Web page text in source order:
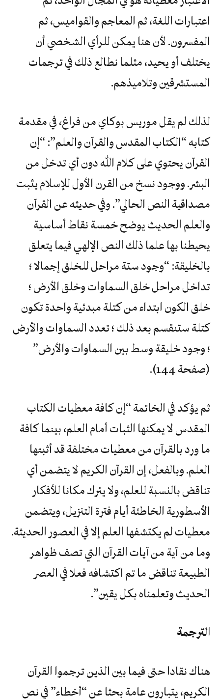
اعتبارات اللغة، ثم المعاجم والقواميس، ثم
المفسرون. لأن هنا يمكن للرأي الشخصي أن
يختلف أو يحيد، مثلما نطالع ذلك في ترجمات
المستشرقين وتلاميذهم.
لذلك لم يقل موريس بوكاي من فراغ، في مقدمة
كتابه “الكتاب المقدس والقرآن والعلم”: “إن
القرآن يحتوي على كلام الله دون أي تدخل من
البشر. ووجود نسخ من القرن الأول للإسلام يثبت
مصداقية النص الحالي”. وفي حديثه عن القرآن
والعلم الحديث يوضح خمسة نقاط أساسية
يحيطنا بها علما ذلك النص الإلهي فيما يتعلق
بالخليقة: “وجود ستة مراحل للخلق إجمالا ؛
تداخل مراحل خلق السماوات وخلق الأرض ؛
خلق الكون ابتداء من كتلة مبدئية واحدة تكون
كتلة ستنقسم بعد ذلك ؛ تعدد السماوات والأرض
؛ وجود خليقة وسط بين السماوات والأرض”
(صفحة 144).
ثم يؤكد في الخاتمة “إن كافة معطيات الكتاب
المقدس لا يمكنها الثبات أمام العلم، بينما كافة
ما ورد بالقرآن من معطيات مختلفة قد أثبتها
العلم. وبالفعل، إن القرآن الكريم لا يتضمن أي
تناقض بالنسبة للعلم، ولا يترك مكانا للأفكار
الأسطورية الخاطئة أيام فترة التنزيل، ويتضمن
معطيات لم يكتشفها العلم إلا في العصور الحديثة.
وما من آية من آيات القرآن التي تصف ظواهر
الطبيعة تناقض ما تم اكتشافه فعلا في العصر
الحديث وتعلمناه بكل يقين”.
الترجمة
هناك نقادا حتى فيما بين الذين ترجموا القرآن
الكريم، يتبارون عامة بحثا عن “أخطاء” في نص